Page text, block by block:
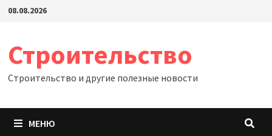
Перейти
08.08.2026
Строительство
Строительство и другие полезные новости
МЕНЮ